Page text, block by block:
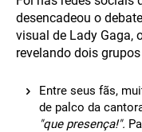
desencadeou o
visual de Lady Gaga,
revelando dois
Entre seus fãs,
de palco da
"que presença!".